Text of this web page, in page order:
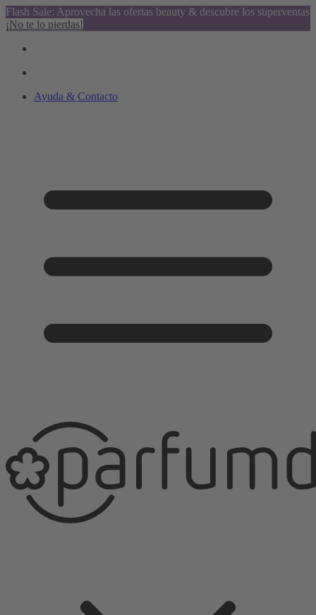
Flash Sale: Aprovecha las ofertas beauty & descubre los superventas
¡No te lo pierdas!
Ayuda & Contacto